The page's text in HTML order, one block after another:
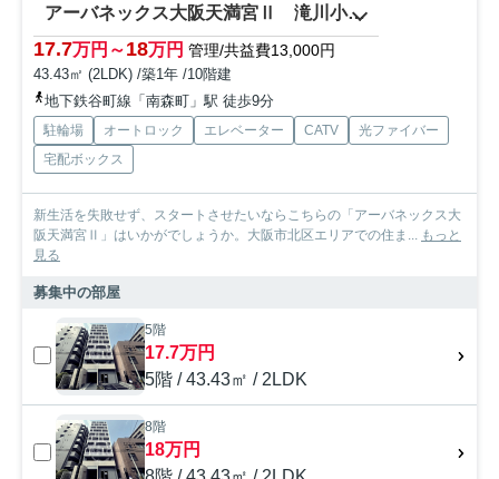
アーバネックス大阪天満宮Ⅱ 滝川小学校区
17.7万円～18万円 管理/共益費13,000円
43.43㎡ (2LDK) /築1年 /10階建
地下鉄谷町線「南森町」駅 徒歩9分
駐輪場 オートロック エレベーター CATV
光ファイバー
宅配ボックス
新生活を失敗せず、スタートさせたいならこちらの「アーバネックス大
阪天満宮Ⅱ」はいかがでしょうか。大阪市北区エリアでの住ま... もっと
見る
募集中の部屋
5階
17.7万円
5階 / 43.43㎡ / 2LDK
8階
18万円